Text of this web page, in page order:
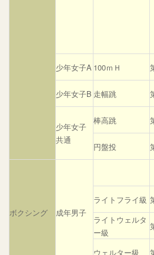
少年女子A 100ｍＨ
少年女子B 走幅跳
少年女子
共通
棒高跳
円盤投
ボクシング 成年男子
ライトフライ級
ライトウェルタ
ー級
ウェルター級